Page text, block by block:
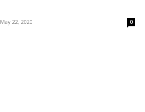
May 22, 2020 0